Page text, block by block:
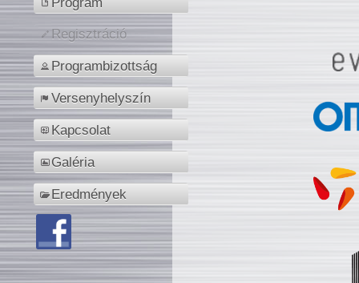
Regisztráció
Programbizottság
Versenyhelyszín
Kapcsolat
Galéria
Eredmények